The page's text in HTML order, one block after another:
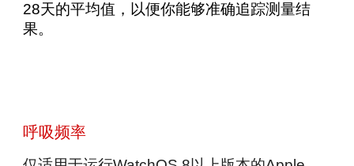
28天的平均值，以便你能够准确追踪测量结
果。
呼吸频率